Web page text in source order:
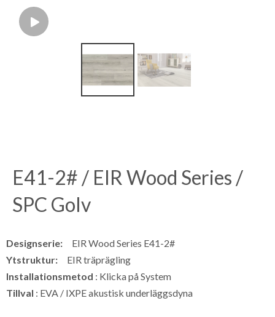
E41-2# / EIR Wood Series /
SPC Golv
Designserie:
EIR Wood Series E41-2#
Ytstruktur:
EIR träprägling
Installationsmetod : Klicka på System
Tillval : EVA / IXPE akustisk underläggsdyna